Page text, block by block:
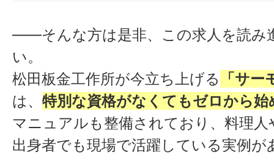
0833-
0354
タップで発信しま
——そんな方は是非、この求人を読み
い。
松田板金工作所が今立ち上げる
「サ
は、 特別な資格がなくてもゼロから始
マニュアルも整備されており、料理人
出身者でも現場で活躍している実例が